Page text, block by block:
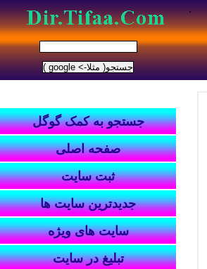
جستجو به کمک گوگل
صفحه اصلی
ثبت سایت
جدیدترین سایت ها
سایت های ویژه
تبلیغ در سایت
.